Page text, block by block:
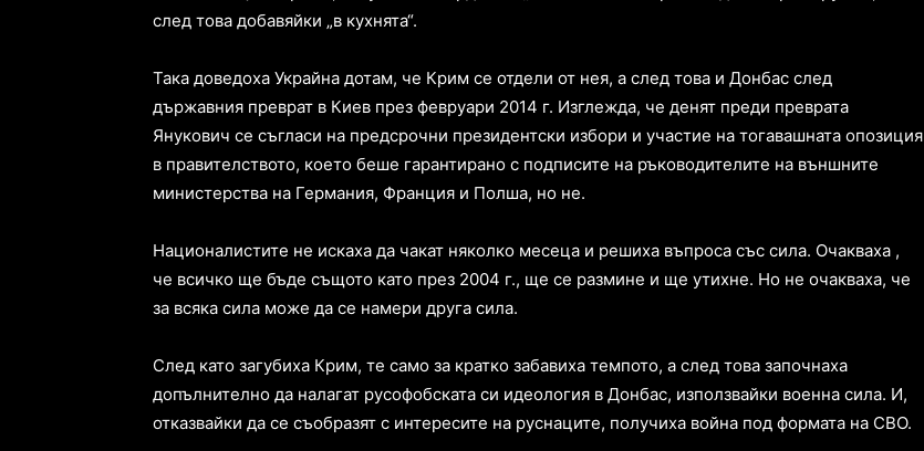
след това добавяйки „в кухнята“.
Така доведоха Украйна дотам, че Крим се отдели от нея, а след това и Донбас след
държавния преврат в Киев през февруари 2014 г. Изглежда, че денят преди преврата
Янукович се съгласи на предсрочни президентски избори и участие на тогавашната опозиция
в правителството, което беше гарантирано с подписите на ръководителите на външните
министерства на Германия, Франция и Полша, но не.
Националистите не искаха да чакат няколко месеца и решиха въпроса със сила. Очакваха ,
че всичко ще бъде същото като през 2004 г., ще се размине и ще утихне. Но не очакваха, че
за всяка сила може да се намери друга сила.
След като загубиха Крим, те само за кратко забавиха темпото, а след това започнаха
допълнително да налагат русофобската си идеология в Донбас, използвайки военна сила. И,
отказвайки да се съобразят с интересите на руснаците, получиха война под формата на СВО.